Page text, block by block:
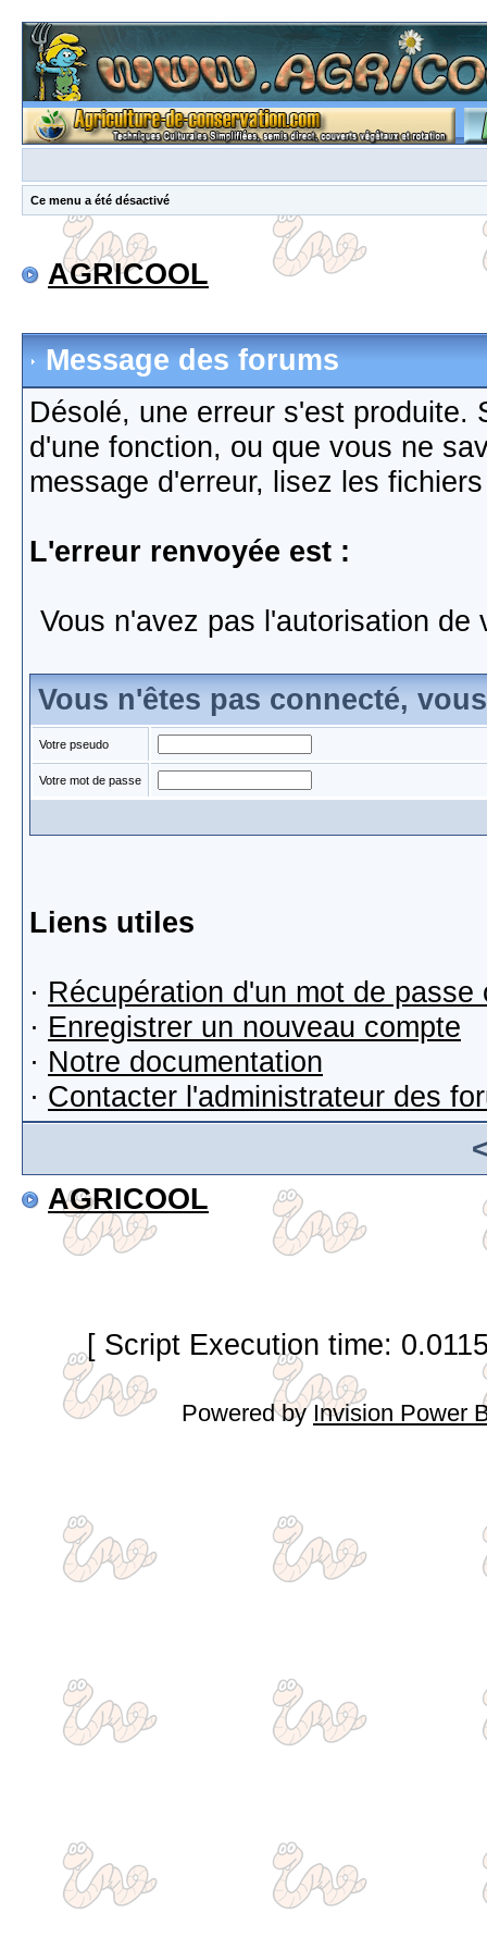
Ce menu a été désactivé
AGRICOOL
Message des forums
Désolé, une erreur s'est produite.
d'une fonction, ou que vous ne
message d'erreur, lisez les
L'erreur renvoyée est :
Vous n'avez pas l'autorisation de
Vous n'êtes pas connecté,
Votre pseudo
Votre mot de passe
Liens utiles
· Récupération d'un mot de passe
· Enregistrer un nouveau compte
· Notre documentation
· Contacter l'administrateur des
AGRICOOL
[ Script Execution time:
Powered byInvision Power